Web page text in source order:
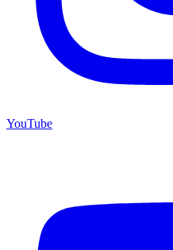
YouTube